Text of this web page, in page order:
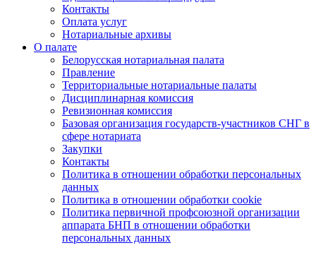
Контакты
Оплата услуг
Нотариальные архивы
О палате
Белорусская нотариальная палата
Правление
Территориальные нотариальные палаты
Дисциплинарная комиссия
Ревизионная комиссия
Базовая организация государств-участников СНГ в
сфере нотариата
Закупки
Контакты
Политика в отношении обработки персональных
данных
Политика в отношении обработки cookie
Политика первичной профсоюзной организации
аппарата БНП в отношении обработки
персональных данных